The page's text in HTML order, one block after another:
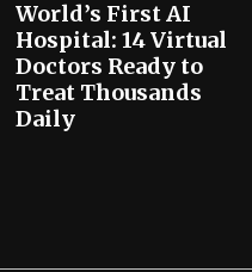
World’s First AI
Hospital: 14 Virtual
Doctors Ready to
Treat Thousands
Daily